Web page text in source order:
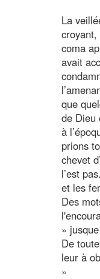
La
coma
avait
que
de Dieu
à
prions
chevet
l’est
et les
Des
»
De
leur à
»